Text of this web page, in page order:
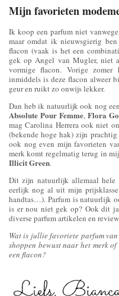
Mijn favorieten
Ik koop een parfum niet
maar omdat ik nieuwsgierig
flacon (vaak is het een
gek op Angel van Mugler, niet
vormige flacon. Vorige
inmiddels is deze flacon alweer
geur en ruikt zo onwijs lekker.
Dan heb ik natuurlijk ook nog
Absolute Pour Femme, Flora
mag Carolina Herrera ook niet
(bekende hoge hak) zijn
ook nog even mijn favorieten
merk komt regelmatig terug in
Illicit Green.
Dit zijn natuurlijk allemaal
eerlijk nog al uit mijn
handtas…). Parfum is natuurlijk
is er nou niet gek op? Ook dit
diverse parfum artikelen en
Wat is jullie favoriete parfum
shoppen bewust naar het merk
een flacon?